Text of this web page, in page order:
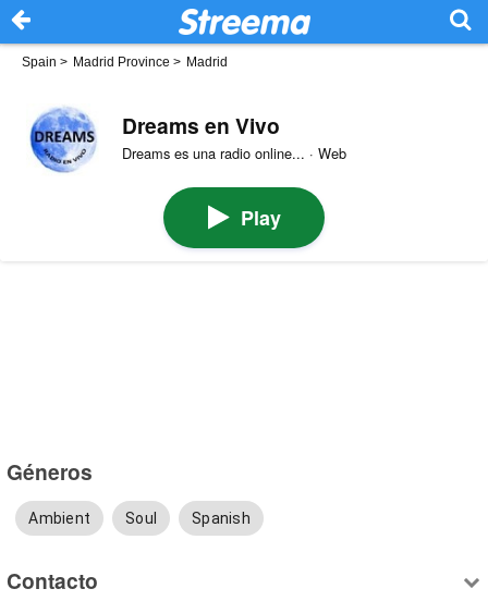
Spain > Madrid Province > Madrid
Dreams en Vivo
Dreams es una radio online... · Web
Play
Géneros
Ambient Soul Spanish
Contacto